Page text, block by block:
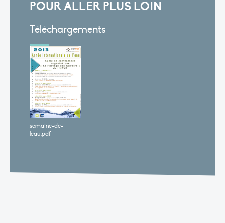
POUR ALLER PLUS LOIN
Téléchargements
semaine-de-
leau.pdf